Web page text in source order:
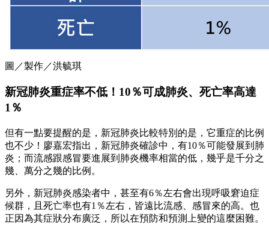
圖／製作／洪毓琪
新冠肺炎重症率不低！10％可成肺炎、死亡率高達
1％
但有一點要提醒的是，新冠肺炎比較特別的是，它重症的比例
也不少！廖嘉宏指出，新冠肺炎確診中，有10％可能發展到肺
炎；而流感跟感冒要進展到肺炎機率相當的低，幾乎是千分之
幾、萬分之幾的比例。
另外，新冠肺炎感染者中，甚至有6％左右會出現呼吸窘迫症
候群，且死亡率也有1％左右，皆遠比流感、感冒來的高。也
正因為其症狀分布廣泛，所以在預防和預測上變的這麼困難。